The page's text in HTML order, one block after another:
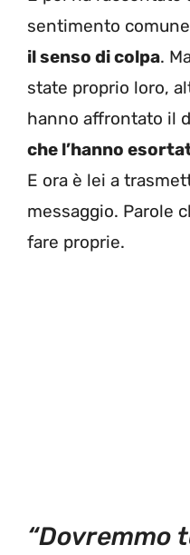
sentimento
il senso di colpa.
state proprio loro,
hanno affrontato il
che l’hanno
E ora è lei a
messaggio. Parole
fare proprie.
“Dovremmo